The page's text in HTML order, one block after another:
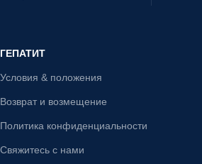
ГЕПАТИТ
Условия & положения
Возврат и возмещение
Политика конфиденциальности
Свяжитесь с нами